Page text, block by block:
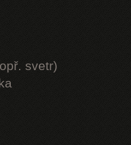
svetr)